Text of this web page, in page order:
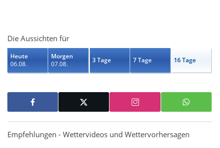
Die Aussichten für
Heute
06.08.
Morgen
07.08.
3 Tage 7 Tage 16 Tage
Empfehlungen - Wettervideos und Wettervorhersagen